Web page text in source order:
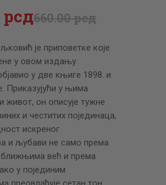
660.00рсд
рсд
је приповетке које
у овом издању
у две књиге 1898. и
Приказујући у њима
живот, он описује тужне
и честитих појединаца,
искреног
и љубави не само према
већ и према
у појединим